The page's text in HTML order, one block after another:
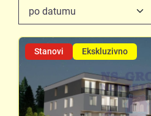
po datumu
Stanovi Ekskluzivno